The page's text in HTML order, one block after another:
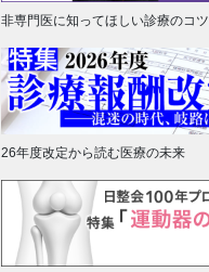
非専門医に知ってほしい診療のコツ
26年度改定から読む医療の未来